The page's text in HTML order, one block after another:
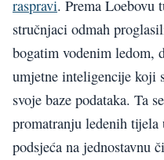
raspravi. Prema Loebovu
stručnjaci odmah
bogatim vodenim ledom,
umjetne inteligencije koji
svoje baze podataka. Ta
promatranju ledenih tijela
podsjeća na jednostavnu